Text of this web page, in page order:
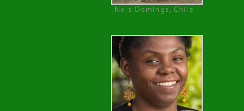
No a Dominga, Chile